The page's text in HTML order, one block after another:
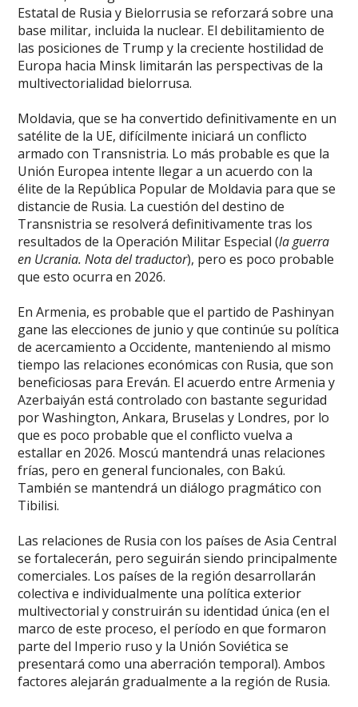
Estatal de Rusia y Bielorrusia se reforzará sobre una
base militar, incluida la nuclear. El debilitamiento de
las posiciones de Trump y la creciente hostilidad de
Europa hacia Minsk limitarán las perspectivas de la
multivectorialidad bielorrusa.
Moldavia, que se ha convertido definitivamente en un
satélite de la UE, difícilmente iniciará un conflicto
armado con Transnistria. Lo más probable es que la
Unión Europea intente llegar a un acuerdo con la
élite de la República Popular de Moldavia para que se
distancie de Rusia. La cuestión del destino de
Transnistria se resolverá definitivamente tras los
resultados de la Operación Militar Especial (la guerra
en Ucrania. Nota del traductor), pero es poco probable
que esto ocurra en 2026.
En Armenia, es probable que el partido de Pashinyan
gane las elecciones de junio y que continúe su política
de acercamiento a Occidente, manteniendo al mismo
tiempo las relaciones económicas con Rusia, que son
beneficiosas para Ereván. El acuerdo entre Armenia y
Azerbaiyán está controlado con bastante seguridad
por Washington, Ankara, Bruselas y Londres, por lo
que es poco probable que el conflicto vuelva a
estallar en 2026. Moscú mantendrá unas relaciones
frías, pero en general funcionales, con Bakú.
También se mantendrá un diálogo pragmático con
Tibilisi.
Las relaciones de Rusia con los países de Asia Central
se fortalecerán, pero seguirán siendo principalmente
comerciales. Los países de la región desarrollarán
colectiva e individualmente una política exterior
multivectorial y construirán su identidad única (en el
marco de este proceso, el período en que formaron
parte del Imperio ruso y la Unión Soviética se
presentará como una aberración temporal). Ambos
factores alejarán gradualmente a la región de Rusia.